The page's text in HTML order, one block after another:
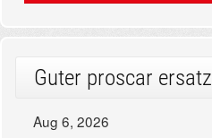
Guter proscar ersatz
Aug 6, 2026